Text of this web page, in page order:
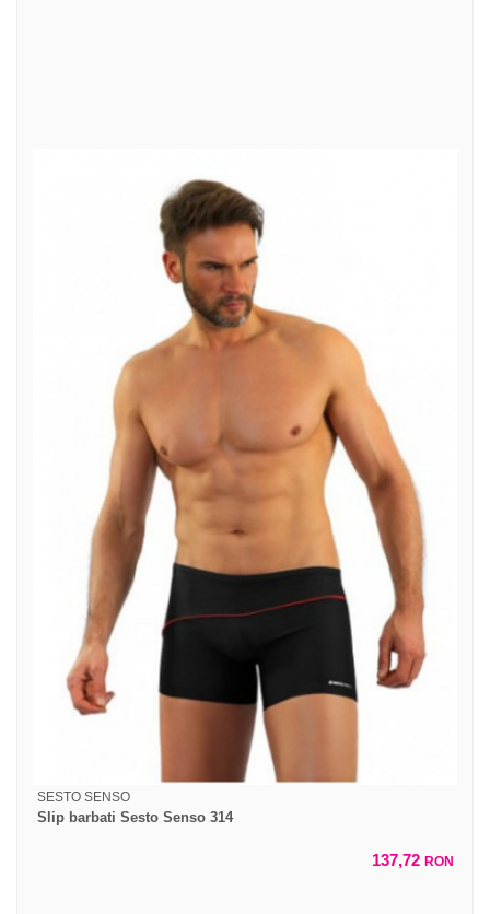
SESTO SENSO
Slip barbati Sesto Senso 314
137,72 RON